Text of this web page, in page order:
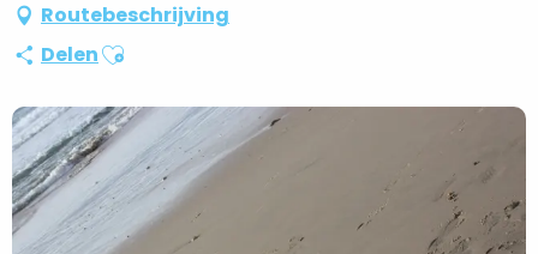
Routebeschrijving
DelenAjouter aux favoris